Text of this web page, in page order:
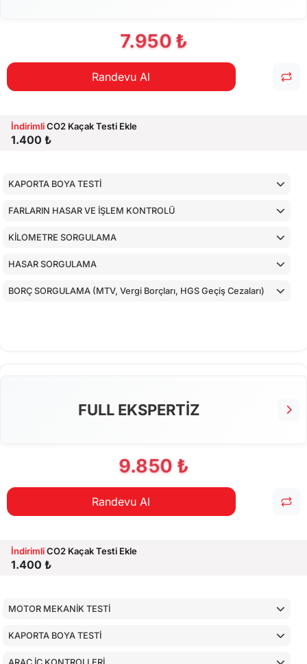
7.950 ₺
Randevu Al
İndirimliCO2 Kaçak Testi Ekle
1.400 ₺
KAPORTA BOYA TESTİ
FARLARIN HASAR VE İŞLEM KONTROLÜ
KİLOMETRE SORGULAMA
HASAR SORGULAMA
BORÇ SORGULAMA (MTV, Vergi Borçları, HGS Geçiş Cezaları)
FULL EKSPERTİZ
9.850 ₺
Randevu Al
İndirimliCO2 Kaçak Testi Ekle
1.400 ₺
MOTOR MEKANİK TESTİ
KAPORTA BOYA TESTİ